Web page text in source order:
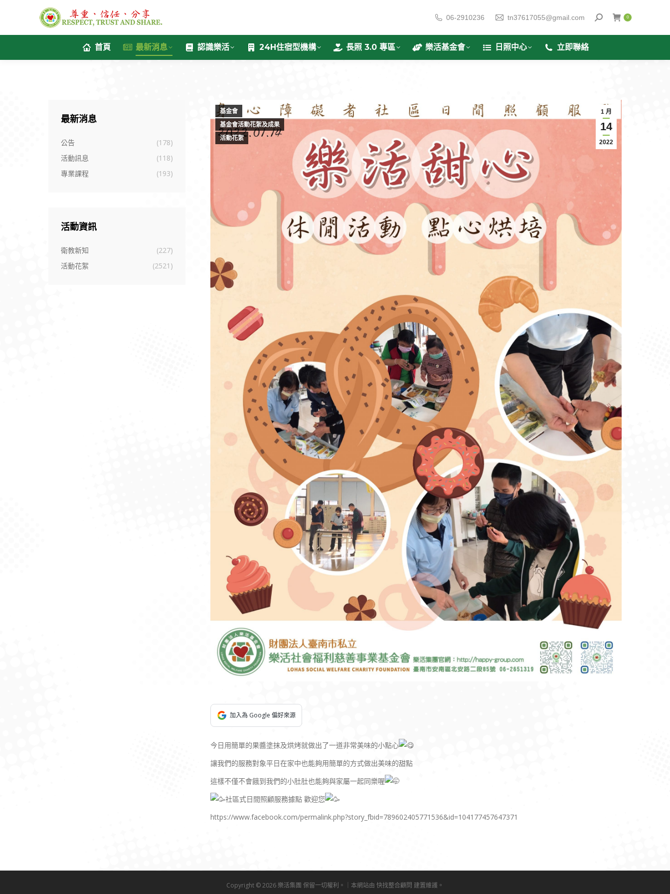
06-2910236 tn37617055@gmail.com 0
首頁 最新消息 認識樂活 24H住宿型機構 長照 3.0 專區 樂活基金會 日照中心 立即聯絡
1 月
14
2022
基金會
基金會活動花絮及成果
活動花絮
加入為 Google 偏好來源
今日用簡單的果醬塗抹及烘烤就做出了一道非常美味的小點心
讓我們的服務對象平日在家中也能夠用簡單的方式做出美味的甜點
這樣不僅不會餓到我們的小肚肚也能夠與家屬一起同樂喔
社區式日間照顧服務據點 歡迎您
https://www.facebook.com/permalink.php?story_fbid=789602405771536&id=104177457647371
最新消息
公告
(178)
活動訊息
(118)
專業課程
(193)
活動資訊
衛教新知
(227)
活動花絮
(2521)
Copyright © 2026 樂活集團 保留一切權利。｜本網站由 快找整合顧問 建置維護。